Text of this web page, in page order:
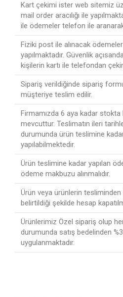
Kart çekimi ister web sitemiz
mail order aracılığı ile
ile ödemeler telefon ile
Fiziki post ile alınacak
yapılmaktadır. Güvenlik
kişilerin kartı ile telefondan
Sipariş verildiğinde sipariş
müşteriye teslim edilir.
Firmamızda 6 aya kadar stokta
mevcuttur. Teslimatın ileri
durumunda ürün teslimine
yapılabilmektedir.
Ürün teslimine kadar yapılan
ödeme makbuzu alınmalıdır.
Ürün veya ürünlerin
belirtildiği şekilde hesap
Ürünlerimiz Özel sipariş olup
durumunda satış bedelinden
uygulanmaktadır.